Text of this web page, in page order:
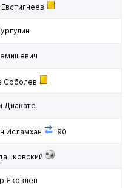
Соболев
Диакате
Исламхан '90
Яковлев